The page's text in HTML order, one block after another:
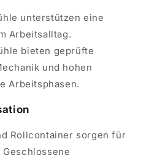
unterstützen eine
Arbeitsalltag.
bieten geprüfte
und hohen
Arbeitsphasen.
Rollcontainer sorgen für